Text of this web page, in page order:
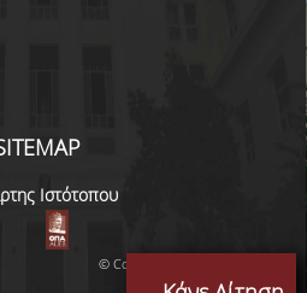
Ιστότοπου
© Copyright 1996 - 2026 |